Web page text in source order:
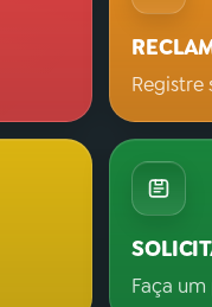
Registre
Faça